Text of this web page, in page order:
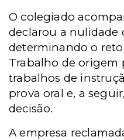
O colegiado
declarou a nulidade
determinando o
Trabalho de origem
trabalhos de
prova oral e, a
decisão.
A empresa